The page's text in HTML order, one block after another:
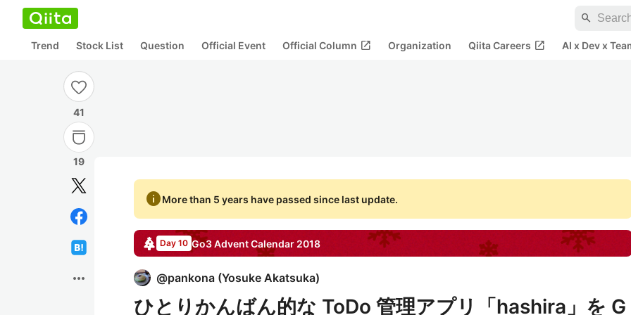
search
Trend Stock List Question Official Event Official Column open_in_new Organization Qiita Careers open_in_new AI x Dev x
41
19
more_horiz
infoMore than 5 years have passed since last update.
Day 10 Go3Advent Calendar 2018
@pankona (Yosuke Akatsuka)
ひとりかんばん的な ToDo 管理アプリ「hashira」を G